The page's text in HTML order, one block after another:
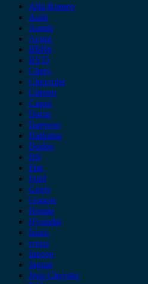
Alfa Romeo
Audi
Austin
Acura
BMW
BYD
Chery
Chevrolet
Citroen
Cupra
Dacia
Daewoo
Daihatsu
Dodge
DS
Fiat
Ford
Geely
Gonow
Honda
Hyundai
Isuzu
iveco
Jaecoo
Jaguar
Jeep Chrysler